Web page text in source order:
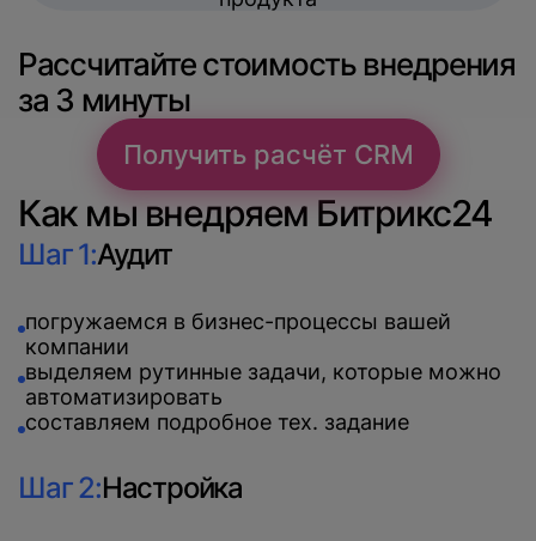
Рассчитайте стоимость внедрения
за 3 минуты
Получить расчёт CRM
Как мы внедряем Битрикс24
Шаг 1:Аудит
погружаемся в бизнес-процессы вашей
компании
выделяем рутинные задачи, которые можно
автоматизировать
составляем подробное тех. задание
Шаг 2:Настройка